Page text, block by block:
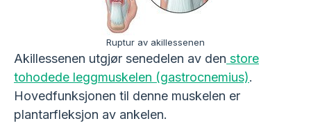
Ruptur av akillessenen
Akillessenen utgjør senedelen av den store
tohodede leggmuskelen (gastrocnemius).
Hovedfunksjonen til denne muskelen er
plantarfleksjon av ankelen.